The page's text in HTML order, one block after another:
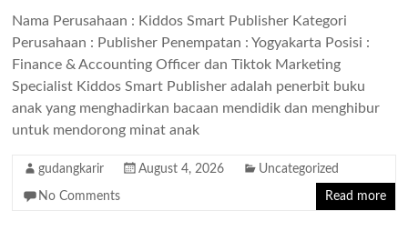
Nama Perusahaan : Kiddos Smart Publisher Kategori
Perusahaan : Publisher Penempatan : Yogyakarta Posisi :
Finance & Accounting Officer dan Tiktok Marketing
Specialist Kiddos Smart Publisher adalah penerbit buku
anak yang menghadirkan bacaan mendidik dan menghibur
untuk mendorong minat anak
gudangkarir August 4, 2026 Uncategorized
No Comments Read more